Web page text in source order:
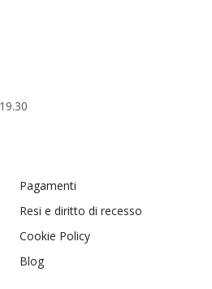
Pagamenti
Resi e diritto di recesso
Cookie Policy
Blog